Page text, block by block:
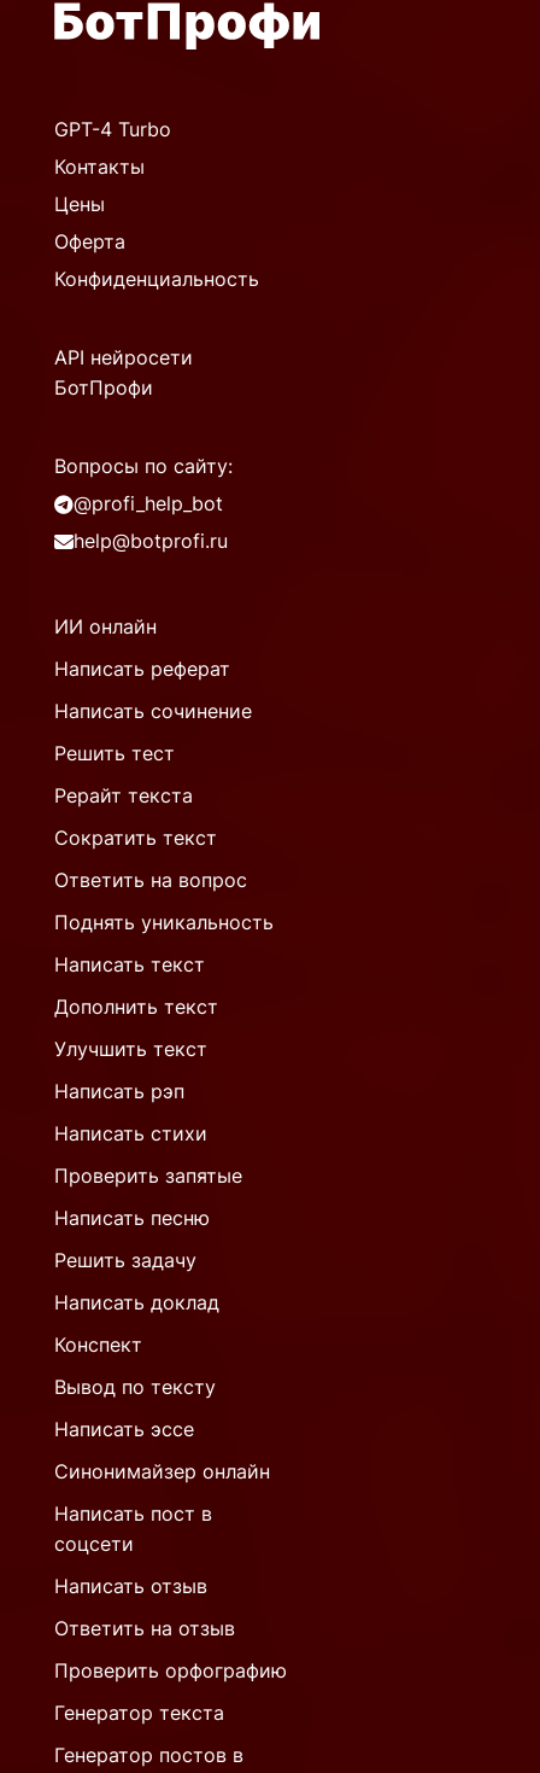
GPT-4 Turbo
Контакты
Цены
Оферта
Конфиденциальность
API нейросети
БотПрофи
Вопросы по сайту:
@profi_help_bot
help@botprofi.ru
ИИ онлайн
Написать реферат
Написать сочинение
Решить тест
Рерайт текста
Сократить текст
Ответить на вопрос
Поднять уникальность
Написать текст
Дополнить текст
Улучшить текст
Написать рэп
Написать стихи
Проверить запятые
Написать песню
Решить задачу
Написать доклад
Конспект
Вывод по тексту
Написать эссе
Синонимайзер онлайн
Написать пост в
соцсети
Написать отзыв
Ответить на отзыв
Проверить орфографию
Генератор текста
Генератор постов в